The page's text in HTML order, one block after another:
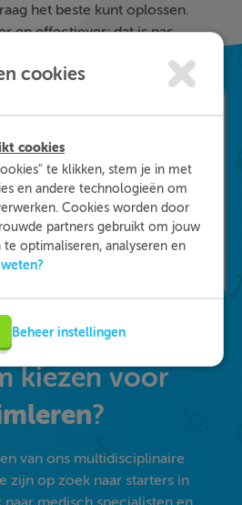
het beste kunt oplossen.
en effectiever; dat is pas
kiezen voor
?
van ons multidisciplinaire
zijn op zoek naar starters in
cookies
cookies
te klikken, stem je in met
en andere technologieën om
Cookies worden door
partners gebruikt om jouw
optimaliseren, analyseren en
Beheer instellingen